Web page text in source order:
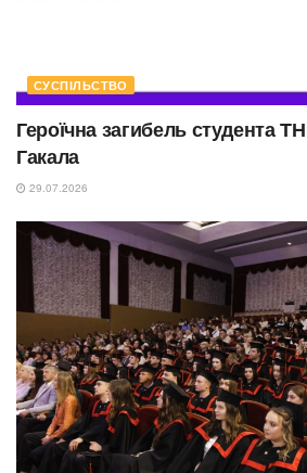
СУСПІЛЬСТВО
Героїчна загибель студента
Гакала
29.07.2026